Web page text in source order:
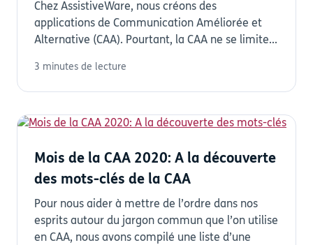
Chez AssistiveWare, nous créons des
applications de Communication Améliorée et
Alternative (CAA). Pourtant, la CAA ne se limite...
3 minutes de lecture
Mois de la CAA 2020: A la découverte
des mots-clés de la CAA
Pour nous aider à mettre de l’ordre dans nos
esprits autour du jargon commun que l’on utilise
en CAA, nous avons compilé une liste d’une